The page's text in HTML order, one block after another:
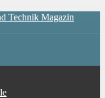
Technik Magazin